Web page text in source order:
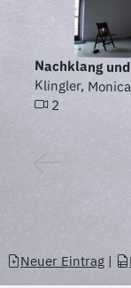
Nachklang
Klingler,
2
Neuer Eintrag |